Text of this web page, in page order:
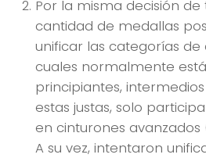
Por la misma decisión
cantidad de medallas
unificar las categorías de
cuales normalmente
principiantes,
estas justas, solo
en cinturones
A su vez, intentaron